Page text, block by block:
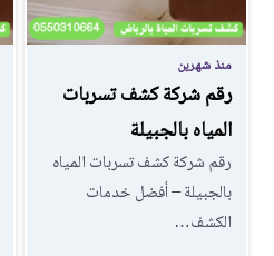
منذ شهرين
رقم شركة كشف تسربات
المياه بالجبيلة
رقم شركة كشف تسربات المياه
بالجبيلة – أفضل خدمات
الكشف…